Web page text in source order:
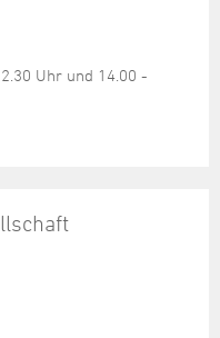
Uhr und 14.00 -